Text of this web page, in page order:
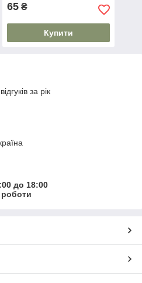
65₴
Купити
за рік
до 18:00
роботи